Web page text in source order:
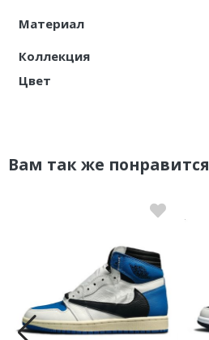
Материал
Коллекция
Цвет
Вам так же понравится